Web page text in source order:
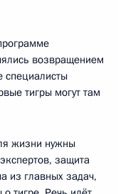
возвращением
специалисты
тигры могут там
жизни нужны
защита
из главных задач,